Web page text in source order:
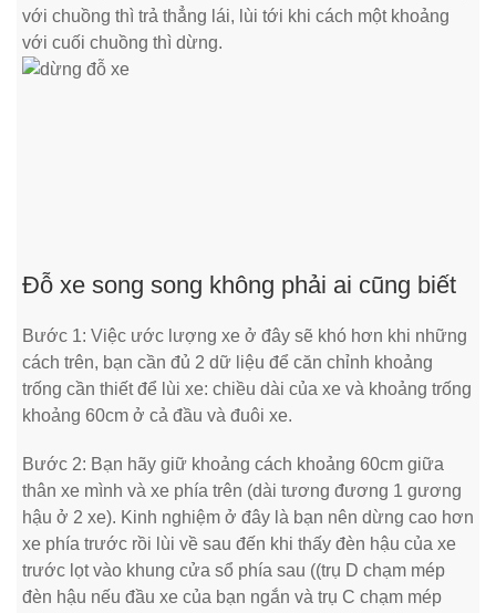
với chuồng thì trả thẳng lái, lùi tới khi cách một khoảng
với cuối chuồng thì dừng.
Đỗ xe song song không phải ai cũng biết
Bước 1: Việc ước lượng xe ở đây sẽ khó hơn khi những
cách trên, bạn cần đủ 2 dữ liệu để căn chỉnh khoảng
trống cần thiết để lùi xe: chiều dài của xe và khoảng trống
khoảng 60cm ở cả đầu và đuôi xe.
Bước 2: Bạn hãy giữ khoảng cách khoảng 60cm giữa
thân xe mình và xe phía trên (dài tương đương 1 gương
hậu ở 2 xe). Kinh nghiệm ở đây là bạn nên dừng cao hơn
xe phía trước rồi lùi về sau đến khi thấy đèn hậu của xe
trước lọt vào khung cửa sổ phía sau ((trụ D chạm mép
đèn hậu nếu đầu xe của bạn ngắn và trụ C chạm mép